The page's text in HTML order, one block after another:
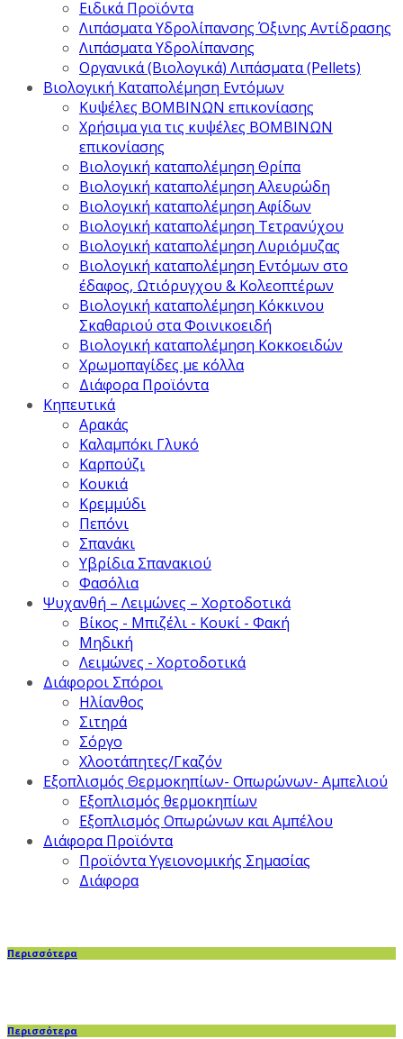
Ειδικά Προϊόντα
Λιπάσματα Υδρολίπανσης Όξινης Αντίδρασης
Λιπάσματα Υδρολίπανσης
Οργανικά (Βιολογικά) Λιπάσματα (Pellets)
Βιολογική Καταπολέμηση Εντόμων
Κυψέλες ΒΟΜΒΙΝΩΝ επικονίασης
Χρήσιμα για τις κυψέλες ΒΟΜΒΙΝΩΝ
επικονίασης
Βιολογική καταπολέμηση Θρίπα
Βιολογική καταπολέμηση Αλευρώδη
Βιολογική καταπολέμηση Αφίδων
Βιολογική καταπολέμηση Τετρανύχου
Βιολογική καταπολέμηση Λυριόμυζας
Βιολογική καταπολέμηση Εντόμων στο
έδαφος, Ωτιόρυγχου & Κολεοπτέρων
Βιολογική καταπολέμηση Κόκκινου
Σκαθαριού στα Φοινικοειδή
Βιολογική καταπολέμηση Κοκκοειδών
Χρωμοπαγίδες με κόλλα
Διάφορα Προϊόντα
Κηπευτικά
Αρακάς
Καλαμπόκι Γλυκό
Καρπούζι
Κουκιά
Κρεμμύδι
Πεπόνι
Σπανάκι
Υβρίδια Σπανακιού
Φασόλια
Ψυχανθή – Λειμώνες – Χορτοδοτικά
Βίκος - Μπιζέλι - Κουκί - Φακή
Μηδική
Λειμώνες - Χορτοδοτικά
Διάφοροι Σπόροι
Ηλίανθος
Σιτηρά
Σόργο
Χλοοτάπητες/Γκαζόν
Εξοπλισμός Θερμοκηπίων- Οπωρώνων- Αμπελιού
Εξοπλισμός θερμοκηπίων
Εξοπλισμός Οπωρώνων και Αμπέλου
Διάφορα Προϊόντα
Προϊόντα Υγειονομικής Σημασίας
Διάφορα
Περισσότερα
Περισσότερα